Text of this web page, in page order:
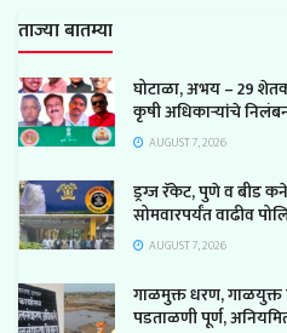
ताज्या बातम्या
घोटाळा, अभय – 29
कृषी अधिकाऱ्यांचे निलंबन
AUGUST 7, 2026
ड्रग्ज रॅकेट, पुणे व बीड
सोमवारपर्यंत वाढीव
AUGUST 7, 2026
गाळमुक्त धरण, गाळयुक्त
पडताळणी पूर्ण,